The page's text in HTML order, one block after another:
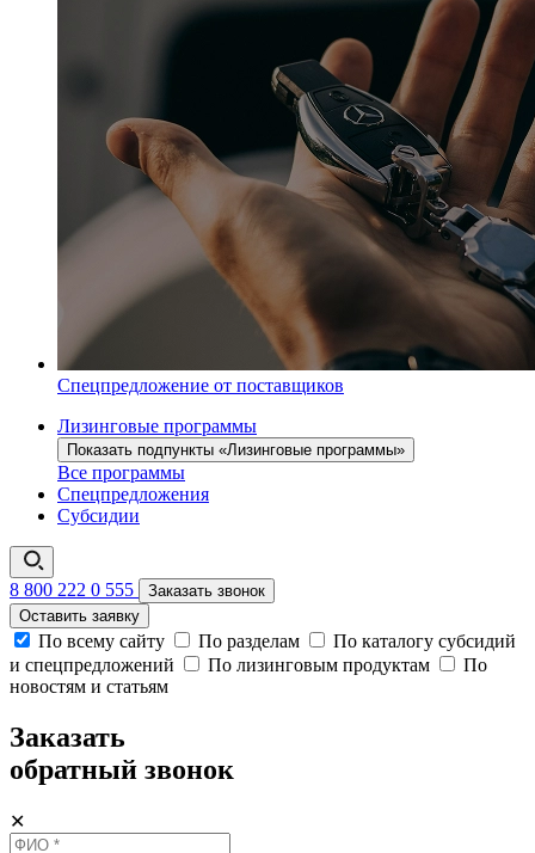
Спецпредложение от поставщиков
Лизинговые программы
Показать подпункты «Лизинговые программы»
Все программы
Спецпредложения
Субсидии
8 800 222 0 555
Заказать звонок
Оставить заявку
По всему сайту По разделам
По каталогу субсидий
и спецпредложений
По лизинговым продуктам
По
новостям и статьям
Заказать
обратный звонок
✕